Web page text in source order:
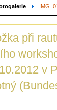
při
v